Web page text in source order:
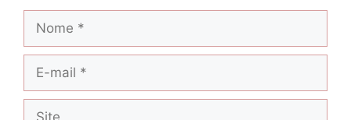
mail